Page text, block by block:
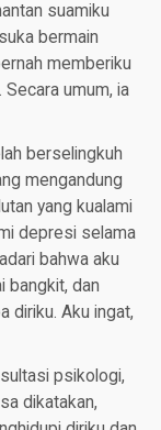
suamiku
bermain
memberiku
umum, ia
berselingkuh
mengandung
yang kualami
depresi selama
bahwa aku
bangkit, dan
diriku. Aku ingat,
psikologi,
dikatakan,